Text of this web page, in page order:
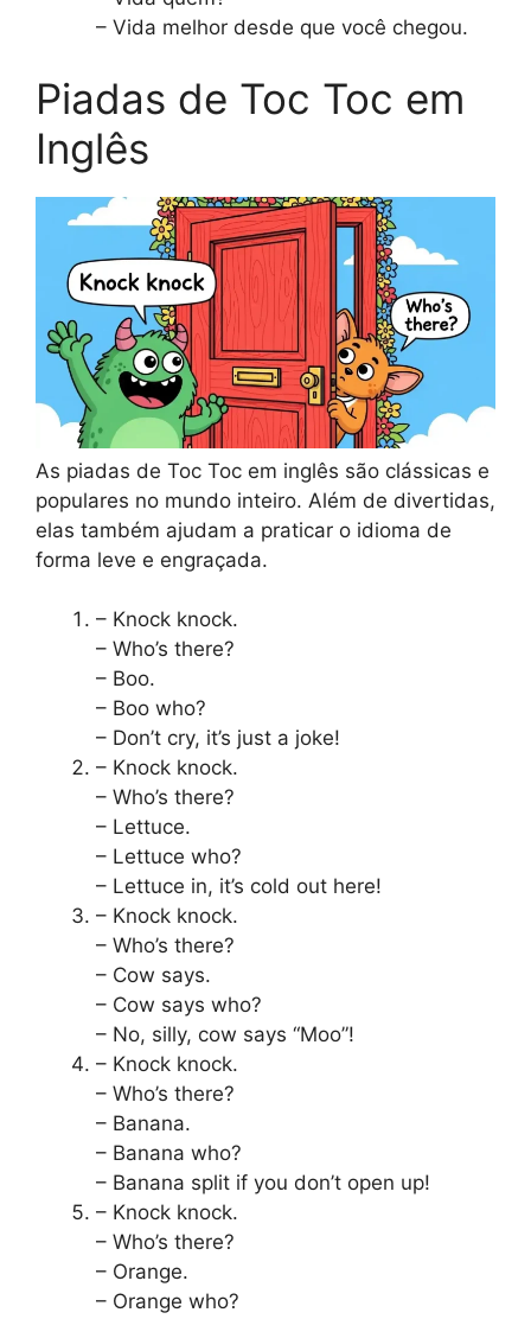
– Vida melhor desde que você chegou.
Piadas de Toc Toc em
Inglês
As piadas de Toc Toc em inglês são clássicas e
populares no mundo inteiro. Além de divertidas,
elas também ajudam a praticar o idioma de
forma leve e engraçada.
– Knock knock.
– Who’s there?
– Boo.
– Boo who?
– Don’t cry, it’s just a joke!
– Knock knock.
– Who’s there?
– Lettuce.
– Lettuce who?
– Lettuce in, it’s cold out here!
– Knock knock.
– Who’s there?
– Cow says.
– Cow says who?
– No, silly, cow says “Moo”!
– Knock knock.
– Who’s there?
– Banana.
– Banana who?
– Banana split if you don’t open up!
– Knock knock.
– Who’s there?
– Orange.
– Orange who?